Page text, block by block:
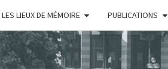
LES LIEUX DE MÉMOIRE PUBLICATIONS